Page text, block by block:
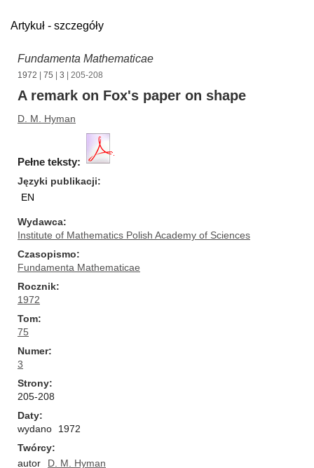
Artykuł - szczegóły
Fundamenta Mathematicae
1972 75 3 | 205-208
A remark on Fox's paper on shape
D. M. Hyman
Pełne teksty:
Języki publikacji
EN
Wydawca
Institute of Mathematics Polish Academy of Sciences
Czasopismo
Fundamenta Mathematicae
Rocznik
1972
Tom
75
Numer
3
Strony
205-208
Daty
wydano
1972
Twórcy
autor
D. M. Hyman